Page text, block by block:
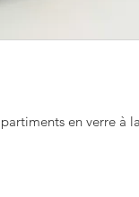
en verre à la